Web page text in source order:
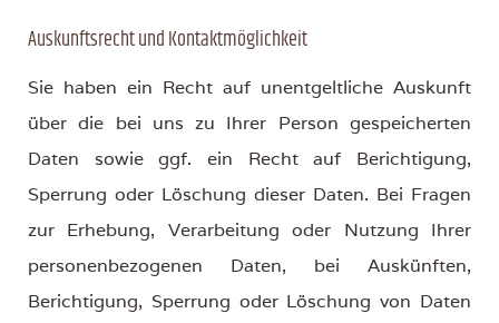
Auskunftsrecht und Kontaktmöglichkeit
Sie haben ein Recht auf unentgeltliche Auskunft
über die bei uns zu Ihrer Person gespeicherten
Daten sowie ggf. ein Recht auf Berichtigung,
Sperrung oder Löschung dieser Daten. Bei Fragen
zur Erhebung, Verarbeitung oder Nutzung Ihrer
personenbezogenen Daten, bei Auskünften,
Berichtigung, Sperrung oder Löschung von Daten